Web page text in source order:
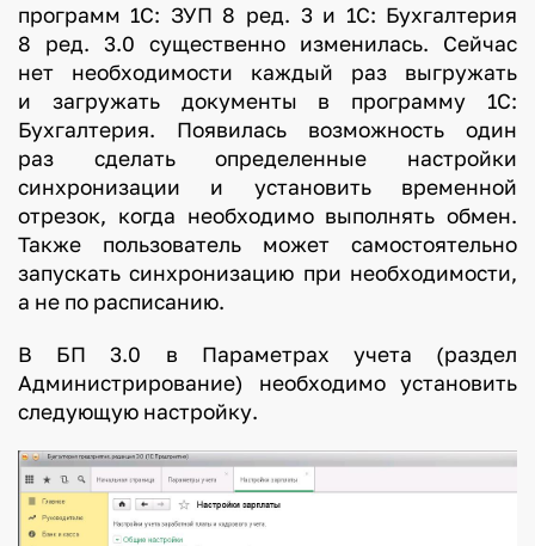
программ 1С: ЗУП 8 ред. 3 и 1С: Бухгалтерия
8 ред. 3.0 существенно изменилась. Сейчас
нет необходимости каждый раз выгружать
и загружать документы в программу 1С:
Бухгалтерия. Появилась возможность один
раз сделать определенные настройки
синхронизации и установить временной
отрезок, когда необходимо выполнять обмен.
Также пользователь может самостоятельно
запускать синхронизацию при необходимости,
а не по расписанию.
В БП 3.0 в Параметрах учета (раздел
Администрирование) необходимо установить
следующую настройку.